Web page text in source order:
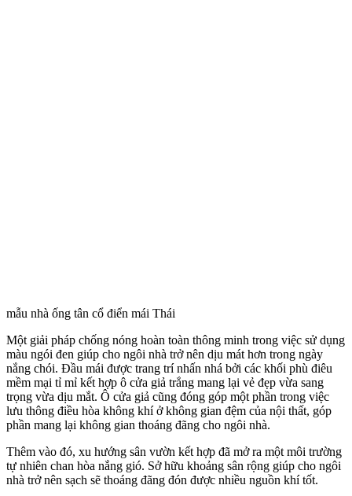
mẫu nhà ống tân cổ điển mái Thái
Một giải pháp chống nóng hoàn toàn thông minh trong việc sử dụng
màu ngói đen giúp cho ngôi nhà trở nên dịu mát hơn trong ngày
nắng chói. Đầu mái được trang trí nhấn nhá bởi các khối phù điêu
mềm mại tỉ mỉ kết hợp ô cửa giả trắng mang lại vẻ đẹp vừa sang
trọng vừa dịu mắt. Ô cửa giả cũng đóng góp một phần trong việc
lưu thông điều hòa không khí ở không gian đệm của nội thất, góp
phần mang lại không gian thoáng đãng cho ngôi nhà.
Thêm vào đó, xu hướng sân vườn kết hợp đã mở ra một môi trường
tự nhiên chan hòa nắng gió. Sở hữu khoảng sân rộng giúp cho ngôi
nhà trở nên sạch sẽ thoáng đãng đón được nhiều nguồn khí tốt.